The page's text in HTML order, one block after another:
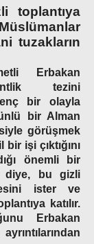
toplantıya
tuzakların
Erbakan
tezini
bir olayla
ünlü bir Alman
görüşmek
işi çıktığını
önemli bir
diye, bu gizli
ister ve
katılır.
Erbakan